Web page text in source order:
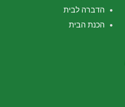
הדברה לבית
הכנת הבית